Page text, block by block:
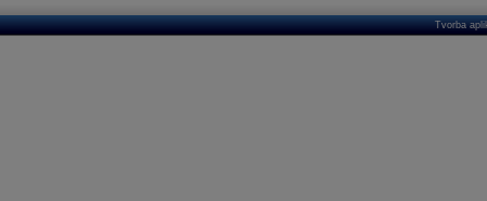
Tvorba